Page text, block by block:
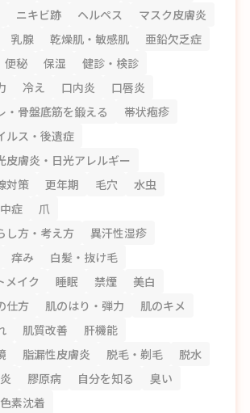
ニキビ跡 ヘルペス
マスク皮膚炎
乳腺 乾燥肌・敏感肌
亜鉛欠乏症
便秘 保湿
健診・検診
冷え 口内炎
口唇炎
・骨盤底筋を鍛える
帯状疱疹
ルス・後遺症
皮膚炎・日光アレルギー
対策
更年期 毛穴
水虫
症
爪
し方・考え方
異汗性湿疹
痒み
白髪・抜け毛
メイク
睡眠 禁煙
美白
仕方
肌のはり・弾力
肌のキメ
肌質改善
肝機能
脂漏性皮膚炎 脱毛・剃毛
脱水
膠原病 自分を知る
臭い
色素沈着